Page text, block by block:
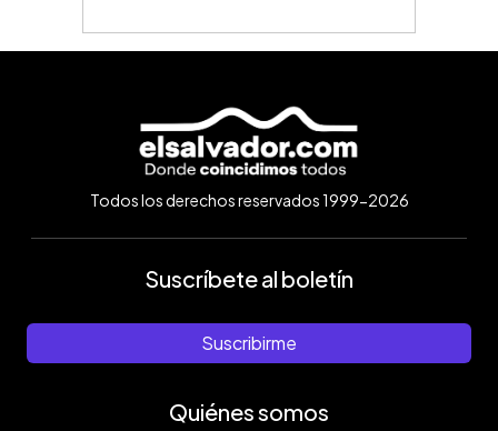
Todos los derechos reservados 1999-2026
Suscríbete al boletín
Suscribirme
Quiénes somos